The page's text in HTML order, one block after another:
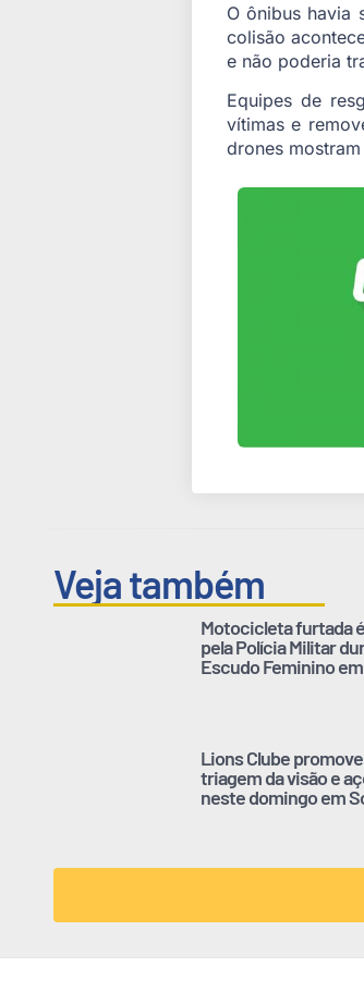
O ônibus havia
colisão
e não poderia
Equipes de
vítimas e
drones
Veja também
Motocicleta furtada
pela Polícia Militar
Escudo Feminino
Lions Clube
triagem da visão e
neste domingo em